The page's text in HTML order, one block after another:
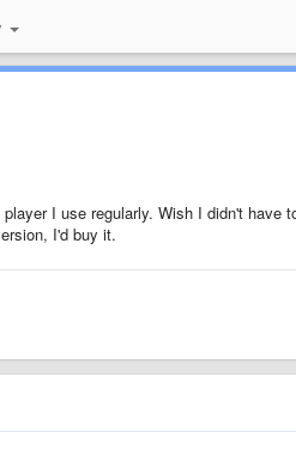
I use regularly. Wish I didn't have
I'd buy it.